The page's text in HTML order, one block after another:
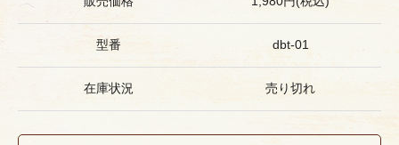
型番 dbt-01
在庫状況 売り切れ